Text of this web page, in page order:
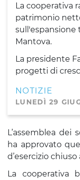
La cooperativa
patrimonio
sull'espansione
Mantova.
La presidente
progetti di
NOTIZIE
LUNEDÌ 29
L’assemblea dei
ha approvato
d’esercizio chiuso
La cooperativa